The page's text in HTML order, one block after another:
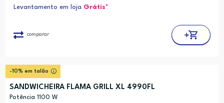
Levantamento em loja Grátis*
comparar
-10% em talão
SANDWICHEIRA FLAMA GRILL XL 4990FL
Potência 1100 W